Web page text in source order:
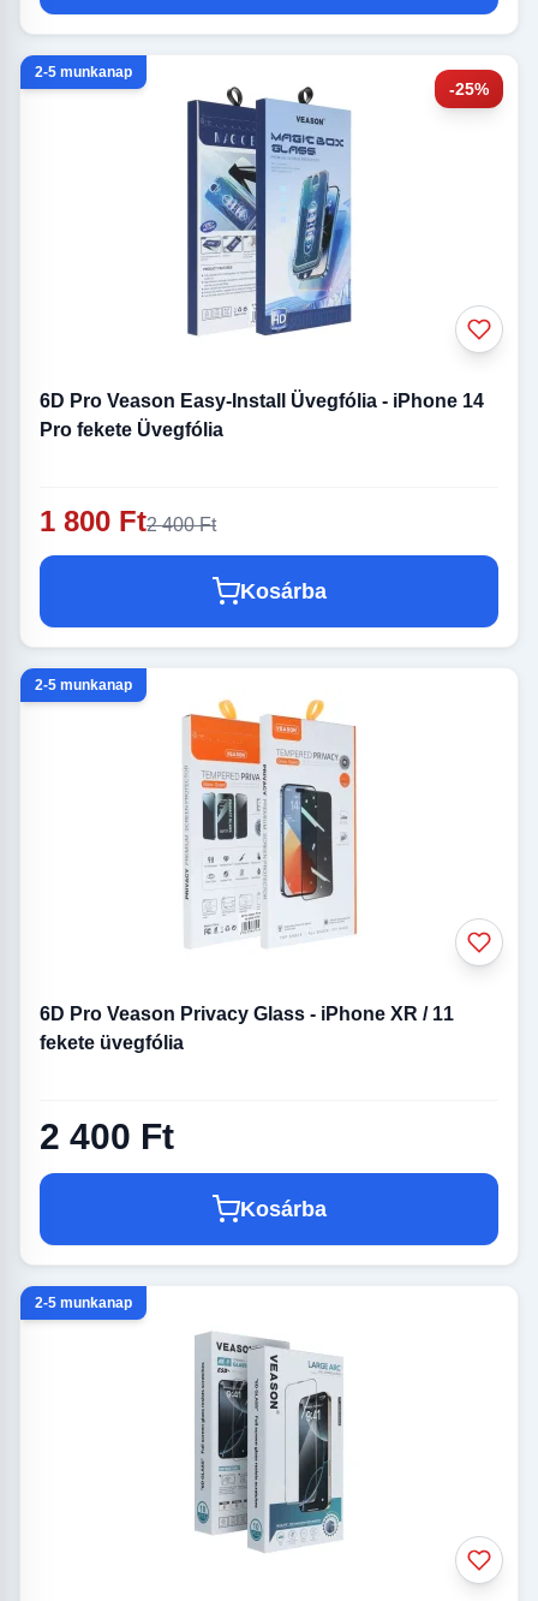
-25%
2-5 munkanap
6D Pro Veason Easy-Install Üvegfólia - iPhone 14
Pro fekete Üvegfólia
1 800 Ft2 400 Ft
Kosárba
2-5 munkanap
6D Pro Veason Privacy Glass - iPhone XR / 11
fekete üvegfólia
2 400 Ft
Kosárba
2-5 munkanap